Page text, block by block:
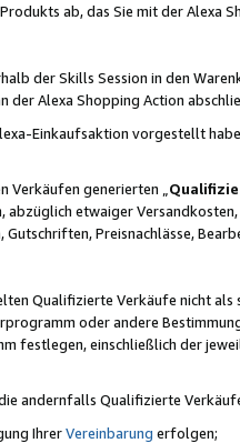
ab, das Sie mit der Alexa
der Skills Session in den
der Alexa Shopping Action
Einkaufsaktion vorgestellt
Verkäufen generierten „
etwaiger
Gutschriften, Preisnachlässe,
Qualifizierte Verkäufe nicht
oder andere
festlegen, einschließlich der
andernfalls Qualifizierte
IhrerVereinbarung erfolgen;